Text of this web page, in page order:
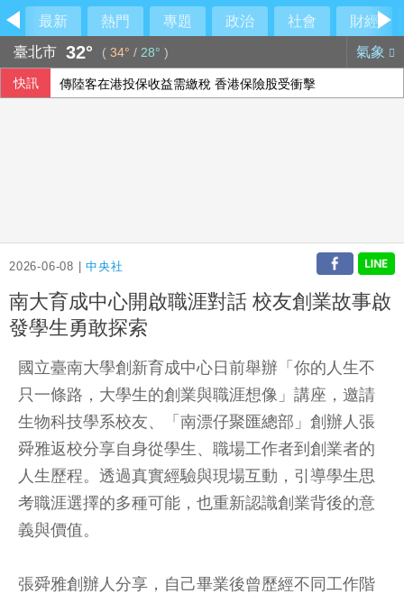
最新 熱門 專題 政治 社會
財經
臺北市 32° ( 34° / 28° ) 氣象
快訊 傳陸客在港投保收益需繳稅 香港保險股受衝擊
2026-06-08 |中央社
南大育成中心開啟職涯對話 校友創業故事啟
發學生勇敢探索
國立臺南大學創新育成中心日前舉辦「你的人生不
只一條路，大學生的創業與職涯想像」講座，邀請
生物科技學系校友、「南漂仔聚匯總部」創辦人張
舜雅返校分享自身從學生、職場工作者到創業者的
人生歷程。透過真實經驗與現場互動，引導學生思
考職涯選擇的多種可能，也重新認識創業背後的意
義與價值。
張舜雅創辦人分享，自己畢業後曾歷經不同工作階